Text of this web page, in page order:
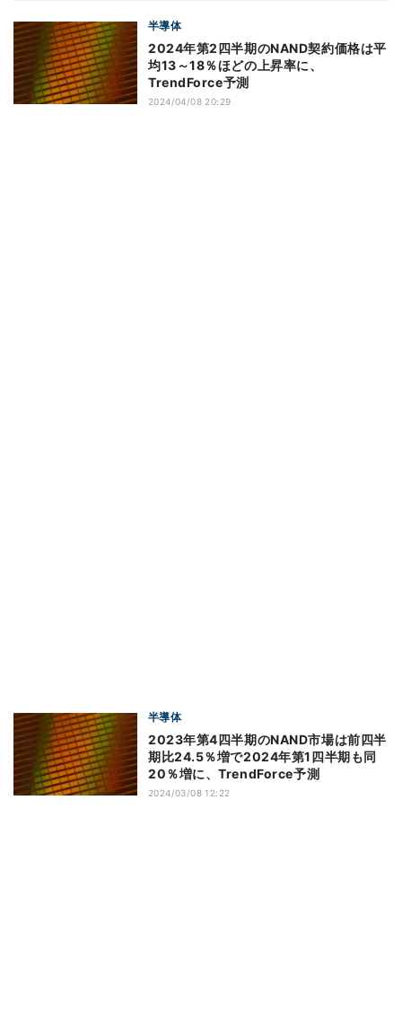
半導体
2024年第2四半期のNAND契約価格は平
均13～18％ほどの上昇率に、
TrendForce予測
2024/04/08 20:29
半導体
2023年第4四半期のNAND市場は前四半
期比24.5％増で2024年第1四半期も同
20％増に、TrendForce予測
2024/03/08 12:22